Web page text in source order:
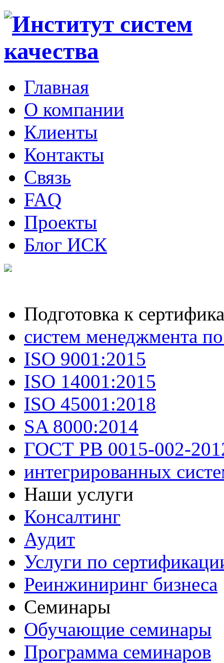
Главная
О компании
Клиенты
Контакты
Cвязь
FAQ
Проекты
Блог ИСК
Подготовка к
систем менеджмента
ISO 9001:2015
ISO 14001:2015
ISO 45001:2018
SA 8000:2014
ГОСТ РВ 0015-002-
интегрированных
Наши услуги
Консалтинг
Аудит
Услуги по
Реинжиниринг бизнеса
Семинары
Обучающие семинары
Программа семинаров